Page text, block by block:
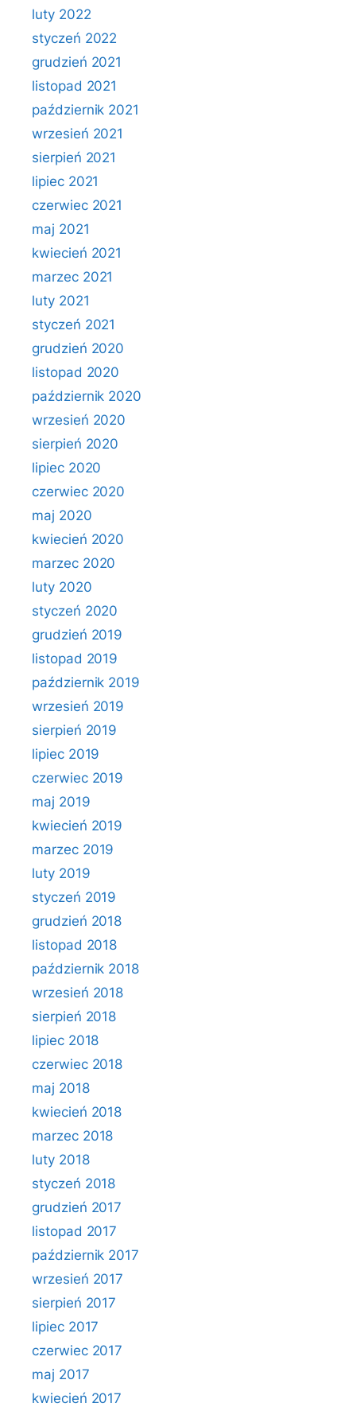
luty 2022
styczeń 2022
grudzień 2021
listopad 2021
październik 2021
wrzesień 2021
sierpień 2021
lipiec 2021
czerwiec 2021
maj 2021
kwiecień 2021
marzec 2021
luty 2021
styczeń 2021
grudzień 2020
listopad 2020
październik 2020
wrzesień 2020
sierpień 2020
lipiec 2020
czerwiec 2020
maj 2020
kwiecień 2020
marzec 2020
luty 2020
styczeń 2020
grudzień 2019
listopad 2019
październik 2019
wrzesień 2019
sierpień 2019
lipiec 2019
czerwiec 2019
maj 2019
kwiecień 2019
marzec 2019
luty 2019
styczeń 2019
grudzień 2018
listopad 2018
październik 2018
wrzesień 2018
sierpień 2018
lipiec 2018
czerwiec 2018
maj 2018
kwiecień 2018
marzec 2018
luty 2018
styczeń 2018
grudzień 2017
listopad 2017
październik 2017
wrzesień 2017
sierpień 2017
lipiec 2017
czerwiec 2017
maj 2017
kwiecień 2017